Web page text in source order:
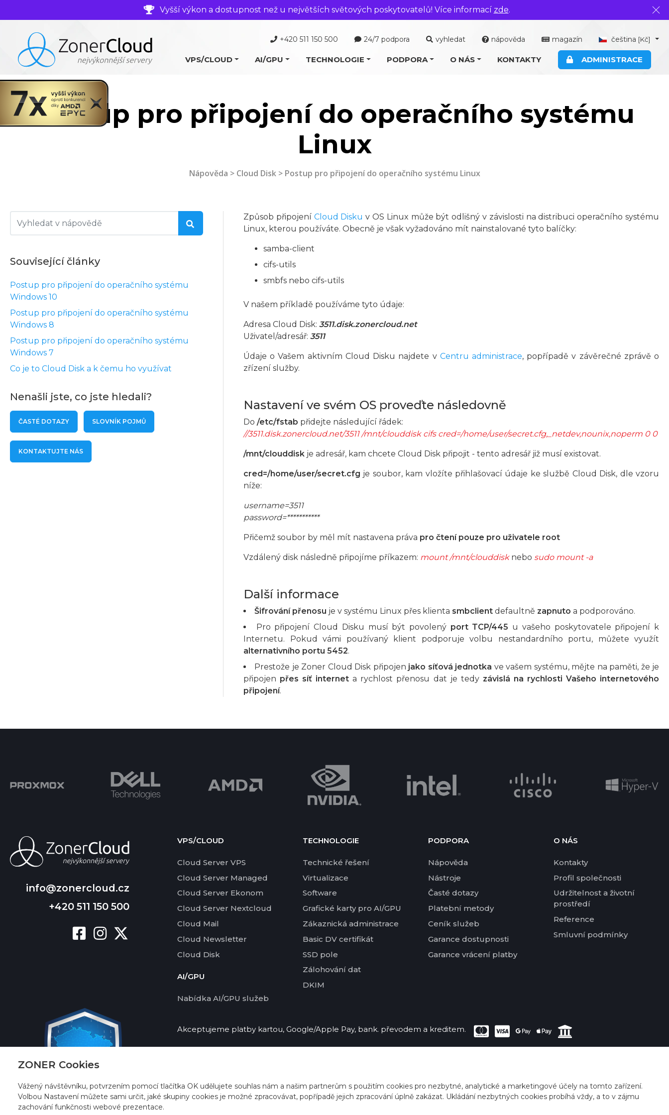
Vyšší výkon a dostupnost než u největších světových poskytovatelů! Více informací zde.
+420 511 150 500 24/7 podpora vyhledat nápověda magazín čeština [Kč]
VPS/CLOUD AI/GPU TECHNOLOGIE PODPORA O NÁS KONTAKTY ADMINISTRACE
Postup pro připojení do operačního systému
Linux
Nápověda > Cloud Disk> Postup pro připojení do operačního systému Linux
Související články
Postup pro připojení do operačního systému
Windows 10
Postup pro připojení do operačního systému
Windows 8
Postup pro připojení do operačního systému
Windows 7
Co je to Cloud Disk a k čemu ho využívat
Nenašli jste, co jste hledali?
ČASTÉ DOTAZY SLOVNÍK POJMŮ
KONTAKTUJTE NÁS
Způsob připojení Cloud Disku v OS Linux může být odlišný v závislosti na distribuci operačního systému
Linux, kterou používáte. Obecně je však vyžadováno mít nainstalované tyto balíčky:
samba-client
cifs-utils
smbfs nebo cifs-utils
V našem příkladě používáme tyto údaje:
Adresa Cloud Disk: 3511.disk.zonercloud.net
Uživatel/adresář: 3511
Údaje o Vašem aktivním Cloud Disku najdete v Centru administrace, popřípadě v závěrečné zprávě o
zřízení služby.
Nastavení ve svém OS proveďte následovně
Do /etc/fstab přidejte následující řádek:
//3511.disk.zonercloud.net/3511 /mnt/clouddisk cifs cred=/home/user/secret.cfg,_netdev,nounix,noperm 0 0
/mnt/clouddisk je adresář, kam chcete Cloud Disk připojit - tento adresář již musí existovat.
cred=/home/user/secret.cfg je soubor, kam vložíte přihlašovací údaje ke službě Cloud Disk, dle vzoru
níže:
username=3511
password=***********
Přičemž soubor by měl mít nastavena práva pro čtení pouze pro uživatele root
Vzdálený disk následně připojíme příkazem: mount /mnt/clouddisknebo sudo mount -a
Další informace
Šifrování přenosu je v systému Linux přes klienta smbclient defaultně zapnuto a podporováno.
Pro připojení Cloud Disku musí být povolený port TCP/445 u vašeho poskytovatele připojení k
Internetu. Pokud vámi používaný klient podporuje volbu nestandardního portu, můžete využít
alternativního portu 5452.
Prestože je Zoner Cloud Disk připojen jako síťová jednotka ve vašem systému, mějte na paměti, že je
připojen přes síť internet a rychlost přenosu dat je tedy závislá na rychlosti Vašeho internetového
připojení.
info@zonercloud.cz
+420 511 150 500
VPS/CLOUD
Cloud Server VPS
Cloud Server Managed
Cloud Server Ekonom
Cloud Server Nextcloud
Cloud Mail
Cloud Newsletter
Cloud Disk
AI/GPU
Nabídka AI/GPU služeb
TECHNOLOGIE
Technické řešení
Virtualizace
Software
Grafické karty pro AI/GPU
Zákaznická administrace
Basic DV certifikát
SSD pole
Zálohování dat
DKIM
PODPORA
Nápověda
Nástroje
Časté dotazy
Platební metody
Ceník služeb
Garance dostupnosti
Garance vrácení platby
O NÁS
Kontakty
Profil společnosti
Udržitelnost a životní
prostředí
Reference
Smluvní podmínky
Akceptujeme platby kartou, Google/Apple Pay, bank. převodem a kreditem.
ZONER Cookies
Vážený návštěvníku, potvrzením pomocí tlačítka OK udělujete souhlas nám a našim partnerům s použitím cookies pro nezbytné, analytické a marketingové účely na tomto zařízení.
Volbou Nastavení můžete sami určit, jaké skupiny cookies je možné zpracovávat, popřípadě jejich zpracování úplně zakázat. Ukládání nezbytných cookies probíhá vždy, a to v zájmu
zachování funkčnosti webové prezentace.